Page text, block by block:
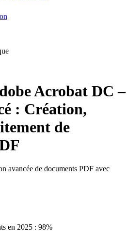
Acrobat DC –
: Création,
de
avancée de documents PDF avec
en 2025 : 98%